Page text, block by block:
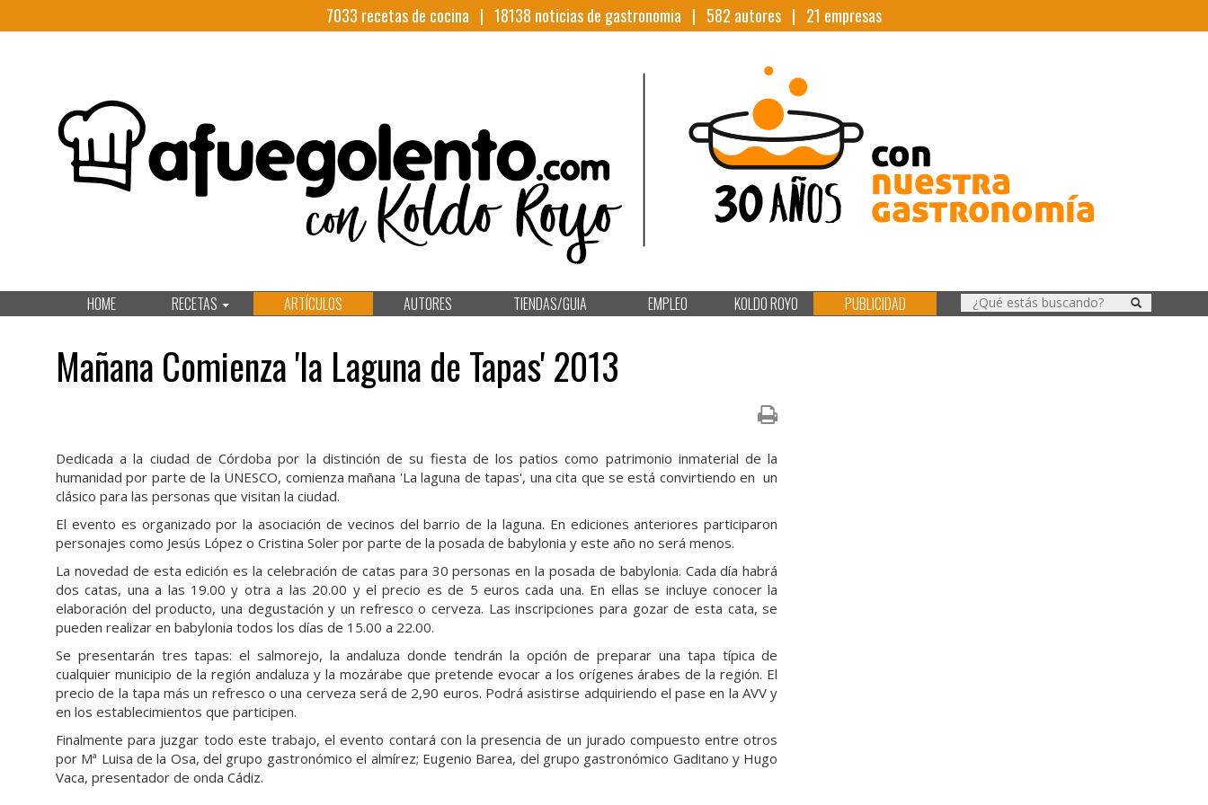
7033 recetas de cocina | 18138 noticias de gastronomia | 582 autores | 21 empresas
HOME RECETAS ARTÍCULOS AUTORES TIENDAS/GUIA EMPLEO KOLDO ROYO PUBLICIDAD
Mañana Comienza 'la Laguna de Tapas' 2013
Dedicada a la ciudad de Córdoba por la distinción de su fiesta de los patios como patrimonio inmaterial de la
humanidad por parte de la UNESCO, comienza mañana 'La laguna de tapas', una cita que se está convirtiendo en un
clásico para las personas que visitan la ciudad.
El evento es organizado por la asociación de vecinos del barrio de la laguna. En ediciones anteriores participaron
personajes como Jesús López o Cristina Soler por parte de la posada de babylonia y este año no será menos.
La novedad de esta edición es la celebración de catas para 30 personas en la posada de babylonia. Cada día habrá
dos catas, una a las 19.00 y otra a las 20.00 y el precio es de 5 euros cada una. En ellas se incluye conocer la
elaboración del producto, una degustación y un refresco o cerveza. Las inscripciones para gozar de esta cata, se
pueden realizar en babylonia todos los días de 15.00 a 22.00.
Se presentarán tres tapas: el salmorejo, la andaluza donde tendrán la opción de preparar una tapa típica de
cualquier municipio de la región andaluza y la mozárabe que pretende evocar a los orígenes árabes de la región. El
precio de la tapa más un refresco o una cerveza será de 2,90 euros. Podrá asistirse adquiriendo el pase en la AVV y
en los establecimientos que participen.
Finalmente para juzgar todo este trabajo, el evento contará con la presencia de un jurado compuesto entre otros
por Mª Luisa de la Osa, del grupo gastronómico el almírez; Eugenio Barea, del grupo gastronómico Gaditano y Hugo
Vaca, presentador de onda Cádiz.